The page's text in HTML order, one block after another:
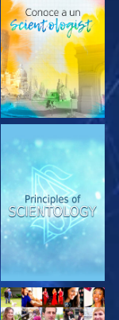
EXPLORA LAS
SERIES